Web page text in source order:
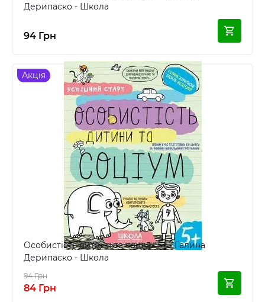
Дерипаско - Школа
94 Грн
Акція
Особистість дитини та соціум 5+ - Галина
Дерипаско - Школа
94 Грн
84 Грн